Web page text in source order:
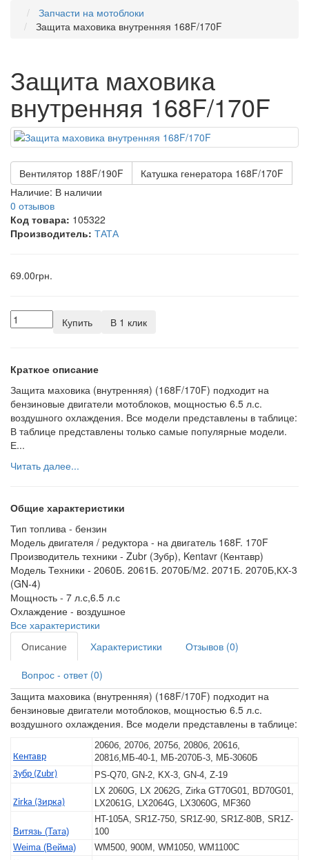
Запчасти на мотоблоки
Защита маховика внутренняя 168F/170F
Защита маховика
внутренняя 168F/170F
Вентилятор 188F/190F
Катушка генератора 168F/170F
Наличие: В наличии
0 отзывов
Код товара: 105322
Производитель: ТАТА
69.00грн.
Купить В 1 клик
Краткое описание
Защита маховика (внутренняя) (168F/170F) подходит на
бензиновые двигатели мотоблоков, мощностью 6.5 л.с.
воздушного охлаждения. Все модели представлены в таблице:
В таблице представлены только самые популярные модели.
Е...
Читать далее...
Общие характеристики
Тип топлива - бензин
Модель двигателя / редуктора - на двигатель 168F. 170F
Производитель техники - Zubr (Зубр), Kentavr (Кентавр)
Модель Техники - 2060Б. 2061Б. 2070Б/М2. 2071Б. 2070Б,КХ-3
(GN-4)
Мощность - 7 л.с,6.5 л.с
Охлаждение - воздушное
Все характеристики
Описание
Характеристики Отзывов (0)
Вопрос - ответ (0)
Защита маховика (внутренняя) (168F/170F) подходит на
бензиновые двигатели мотоблоков, мощностью 6.5 л.с.
воздушного охлаждения. Все модели представлены в таблице:
Кентавр
2060б, 2070б, 2075б, 2080б, 2061б,
2081б,МБ-40-1, МБ-2070Б-3, МБ-3060Б
Зубр (Zubr)
PS-Q70, GN-2, KX-3, GN-4, Z-19
Zirka (Зирка)
LX 2060G, LX 2062G, Zirka GT70G01, BD70G01,
LX2061G, LX2064G, LX3060G, MF360
Витязь (Тата)
HT-105A, SR1Z-750, SR1Z-90, SR1Z-80B, SR1Z-
100
Weima (Вейма)
WM500, 900M, WM1050, WM1100C